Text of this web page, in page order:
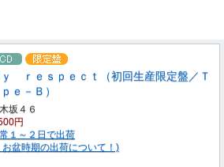
ｙ ｒｅｓｐｅｃｔ（初回生産限定盤／Ｔ
ｐｅ－Ｂ）
坂４６
円
１～２日で出荷
お盆時期の出荷について！)